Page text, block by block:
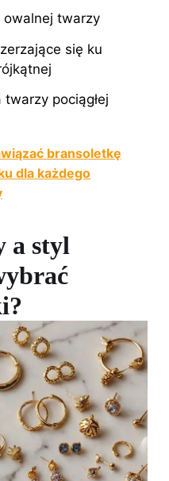
owalnej twarzy
się ku
twarzy pociągłej
bransoletkę
dla każdego
a styl